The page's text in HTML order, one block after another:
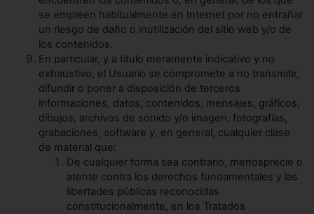
se empleen habitualmente en Internet por no entrañar
un riesgo de daño o inutilización del sitio web y/o de
los contenidos.
En particular, y a título meramente indicativo y no
exhaustivo, el Usuario se compromete a no transmitir,
difundir o poner a disposición de terceros
informaciones, datos, contenidos, mensajes, gráficos,
dibujos, archivos de sonido y/o imagen, fotografías,
grabaciones, software y, en general, cualquier clase
de material que:
De cualquier forma sea contrario, menosprecie o
atente contra los derechos fundamentales y las
libertades públicas reconocidas
constitucionalmente, en los Tratados